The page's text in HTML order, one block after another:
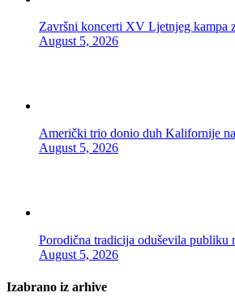
Završni koncerti XV Ljetnjeg kampa
August 5, 2026
Američki trio donio duh Kalifornije
August 5, 2026
Porodična tradicija oduševila publiku
August 5, 2026
Izabrano iz arhive